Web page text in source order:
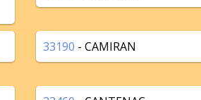
33190 - CAMIRAN